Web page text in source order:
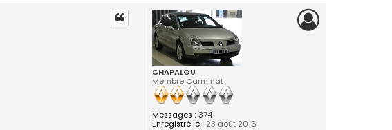
CHAPALOU
Membre Carminat
Messages : 374
Enregistré le : 23 août 2016